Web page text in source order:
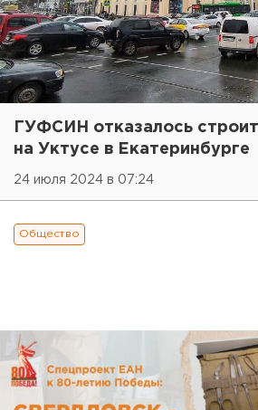
ГУФСИН отказалось
на Уктусе в Екатеринбурге
24 июля 2024 в 07:24
Общество